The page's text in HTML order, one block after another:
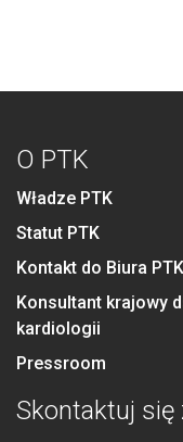
O PTK
Władze PTK
Statut PTK
Kontakt do Biura PTK
Konsultant krajowy
kardiologii
Pressroom
Skontaktuj się